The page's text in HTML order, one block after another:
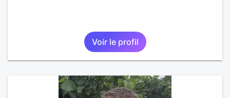
Voir le profil